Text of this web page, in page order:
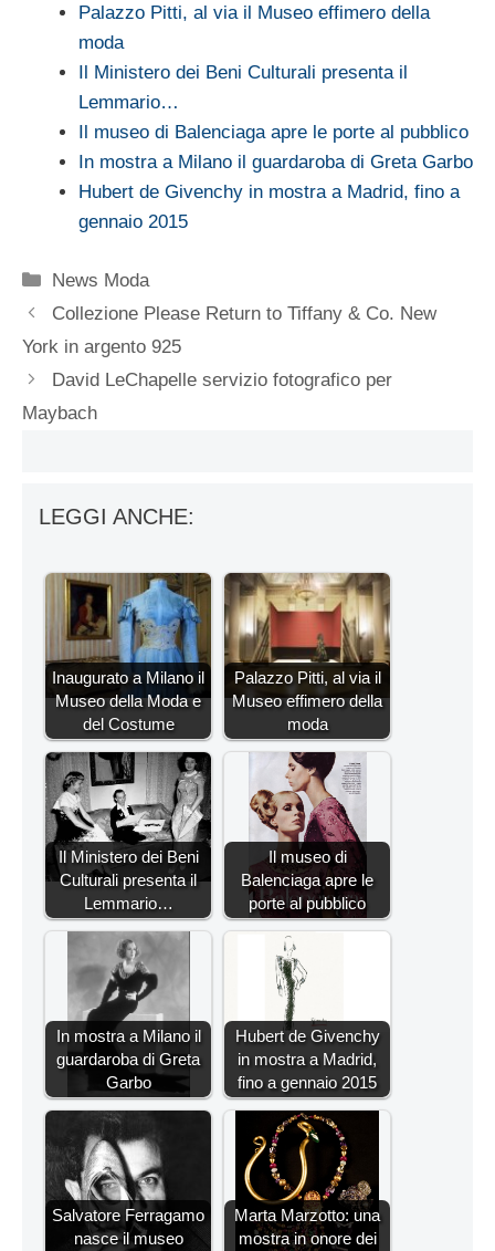
Palazzo Pitti, al via il Museo effimero della
moda
Il Ministero dei Beni Culturali presenta il
Lemmario…
Il museo di Balenciaga apre le porte al pubblico
In mostra a Milano il guardaroba di Greta Garbo
Hubert de Givenchy in mostra a Madrid, fino a
gennaio 2015
Categorie
News Moda
Collezione Please Return to Tiffany & Co. New
York in argento 925
David LeChapelle servizio fotografico per
Maybach
LEGGI ANCHE:
Inaugurato a Milano il
Museo della Moda e
del Costume
Palazzo Pitti, al via il
Museo effimero della
moda
Il Ministero dei Beni
Culturali presenta il
Lemmario…
Il museo di
Balenciaga apre le
porte al pubblico
In mostra a Milano il
guardaroba di Greta
Garbo
Hubert de Givenchy
in mostra a Madrid,
fino a gennaio 2015
Salvatore Ferragamo
nasce il museo
Marta Marzotto: una
mostra in onore dei